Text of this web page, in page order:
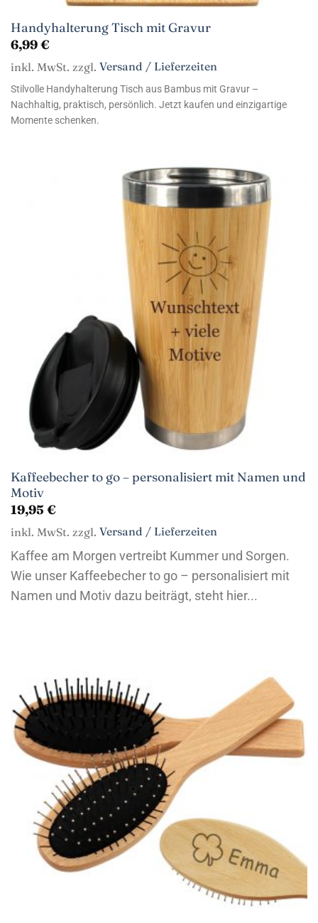
Handyhalterung Tisch mit Gravur
6,99€
inkl. MwSt. zzgl. Versand / Lieferzeiten
Stilvolle Handyhalterung Tisch aus Bambus mit Gravur –
Nachhaltig, praktisch, persönlich. Jetzt kaufen und einzigartige
Momente schenken.
Kaffeebecher to go – personalisiert mit Namen und
Motiv
19,95 €
inkl. MwSt. zzgl. Versand / Lieferzeiten
Kaffee am Morgen vertreibt Kummer und Sorgen.
Wie unser Kaffeebecher to go – personalisiert mit
Namen und Motiv dazu beiträgt, steht hier...